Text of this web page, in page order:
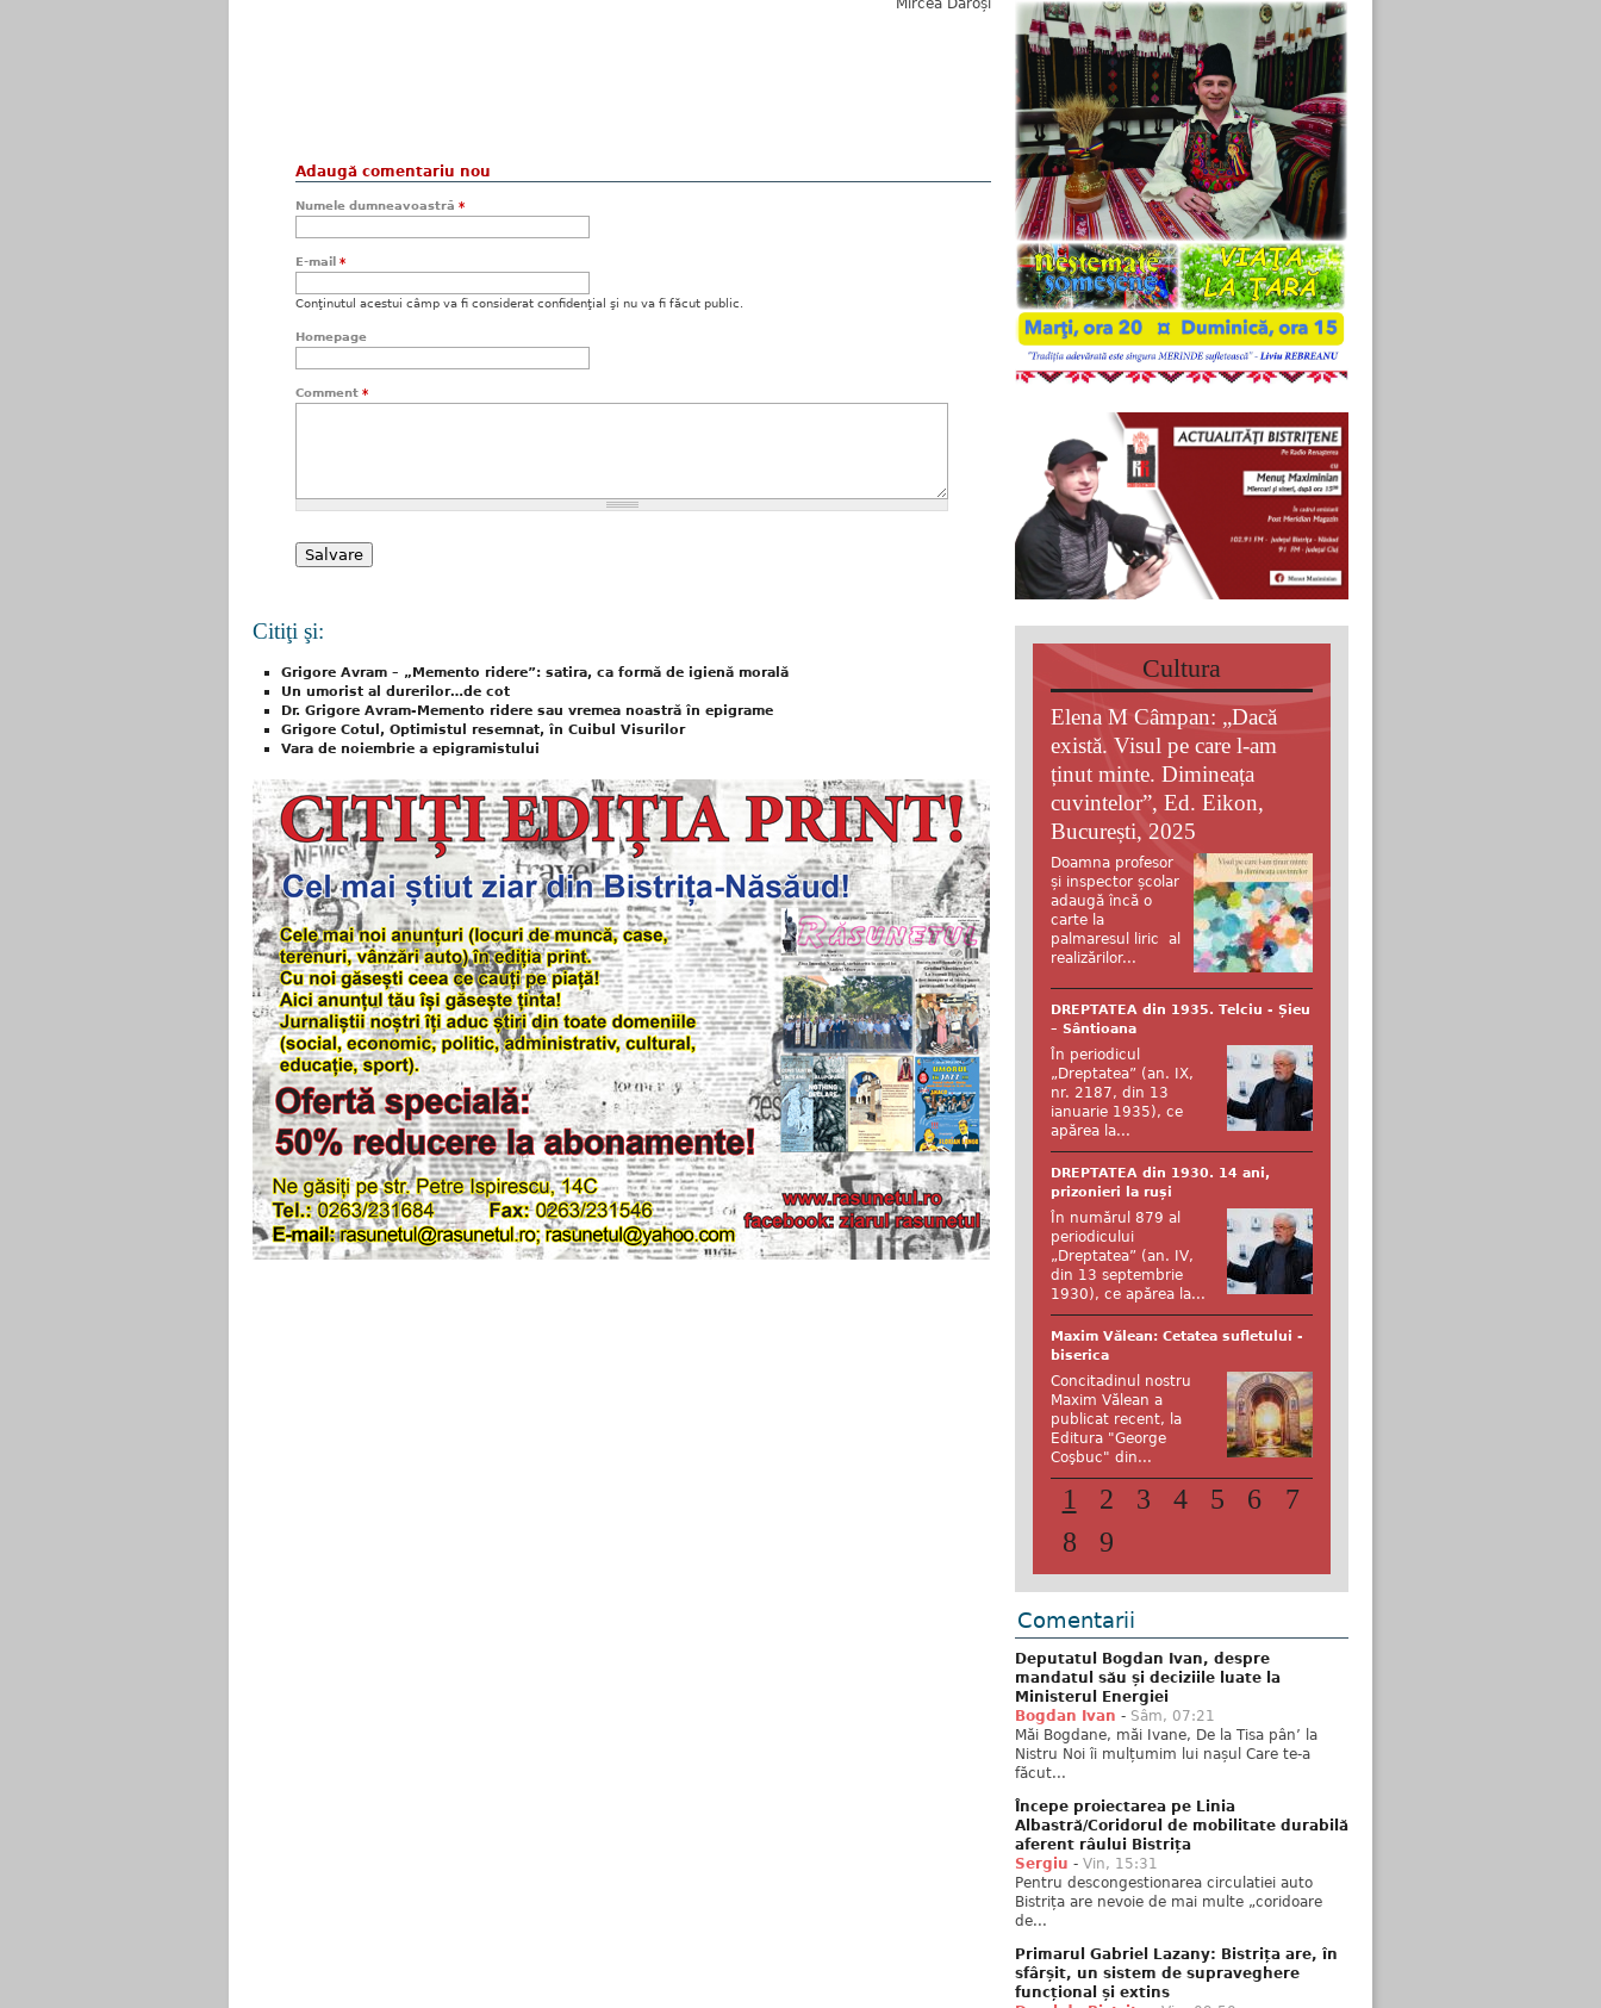
Mircea Daroși
Adaugă comentariu nou
Numele dumneavoastră *
E-mail *
Conţinutul acestui câmp va fi considerat confidenţial şi nu va fi făcut public.
Homepage
Comment *
Citiţi şi:
Grigore Avram – „Memento ridere”: satira, ca formă de igienă morală
Un umorist al durerilor…de cot
Dr. Grigore Avram-Memento ridere sau vremea noastră în epigrame
Grigore Cotul, Optimistul resemnat, în Cuibul Visurilor
Vara de noiembrie a epigramistului
Cultura
Elena M Câmpan: „Dacă
există. Visul pe care l-am
ținut minte. Dimineața
cuvintelor”, Ed. Eikon,
București, 2025
Doamna profesor
și inspector școlar
adaugă încă o
carte la
palmaresul liric al
realizărilor...
DREPTATEA din 1935. Telciu - Șieu
– Sântioana
În periodicul
„Dreptatea” (an. IX,
nr. 2187, din 13
ianuarie 1935), ce
apărea la...
DREPTATEA din 1930. 14 ani,
prizonieri la ruși
În numărul 879 al
periodicului
„Dreptatea” (an. IV,
din 13 septembrie
1930), ce apărea la...
Maxim Vălean: Cetatea sufletului -
biserica
Concitadinul nostru
Maxim Vălean a
publicat recent, la
Editura "George
Coşbuc" din...
1 2 3 4 5 6
7
8
9
Comentarii
Deputatul Bogdan Ivan, despre
mandatul său și deciziile luate la
Ministerul Energiei
Bogdan Ivan - Sâm, 07:21
Măi Bogdane, măi Ivane, De la Tisa pân’ la
Nistru Noi îi mulțumim lui nașul Care te-a
făcut...
Începe proiectarea pe Linia
Albastră/Coridorul de mobilitate durabilă
aferent râului Bistrița
Sergiu - Vin, 15:31
Pentru descongestionarea circulatiei auto
Bistrița are nevoie de mai multe „coridoare
de...
Primarul Gabriel Lazany: Bistrița are, în
sfârșit, un sistem de supraveghere
funcțional și extins